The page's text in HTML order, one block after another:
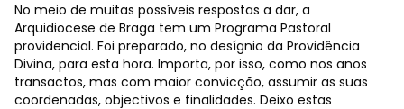
No meio de muitas possíveis respostas a dar, a
Arquidiocese de Braga tem um Programa Pastoral
providencial. Foi preparado, no desígnio da Providência
Divina, para esta hora. Importa, por isso, como nos anos
transactos, mas com maior convicção, assumir as suas
coordenadas, objectivos e finalidades. Deixo estas